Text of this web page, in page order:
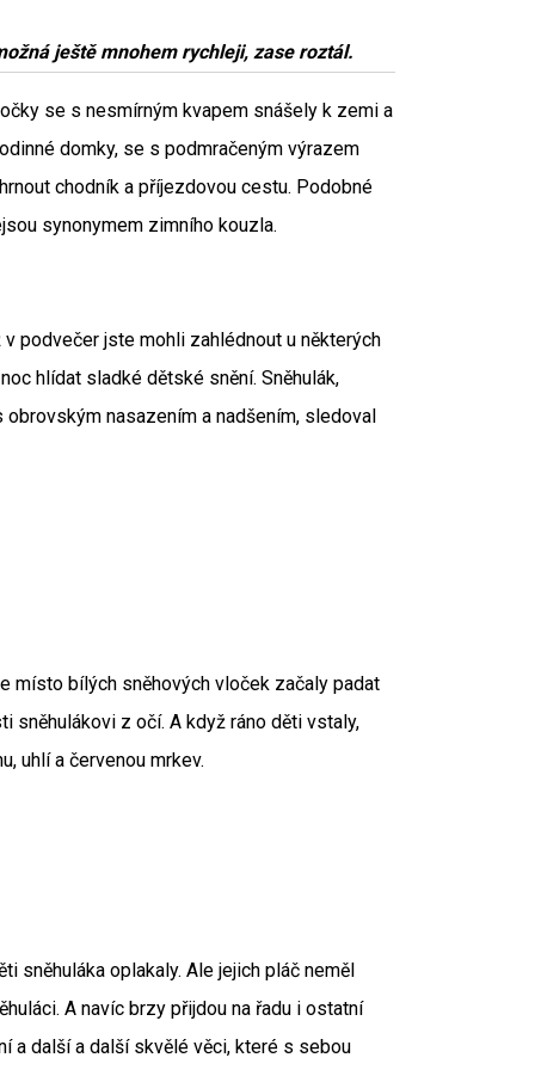
ještě mnohem rychleji, zase roztál.
se s nesmírným kvapem snášely k zemi a
domky, se s podmračeným výrazem
chodník a příjezdovou cestu. Podobné
synonymem zimního kouzla.
podvečer jste mohli zahlédnout u některých
hlídat sladké dětské snění. Sněhulák,
nasazením a nadšením, sledoval
místo bílých sněhových vloček začaly padat
sněhulákovi z očí. A když ráno děti vstaly,
uhlí a červenou mrkev.
sněhuláka oplakaly. Ale jejich pláč neměl
A navíc brzy přijdou na řadu i ostatní
a další a další skvělé věci, které s sebou